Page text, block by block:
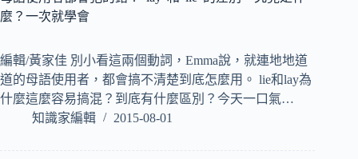
麼？一次就學會
編輯/黃家佳 別小看這兩個動詞，Emma說，就連地地道
道的母語使用者，都會搞不清楚到底怎麼用。 lie和lay為
什麼這麼容易搞混？到底有什麼區別？今天一口氣…
知識家編輯
2015-08-01